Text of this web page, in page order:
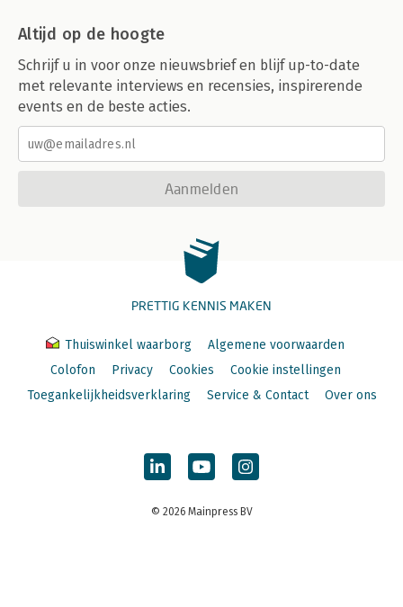
Altijd op de hoogte
Schrijf u in voor onze nieuwsbrief en blijf up-to-date
met relevante interviews en recensies, inspirerende
events en de beste acties.
Aanmelden
PRETTIG KENNIS MAKEN
Thuiswinkel waarborg
Algemene voorwaarden
Colofon
Privacy Cookies
Cookie instellingen
Toegankelijkheidsverklaring
Service & Contact Over ons
© 2026 Mainpress BV